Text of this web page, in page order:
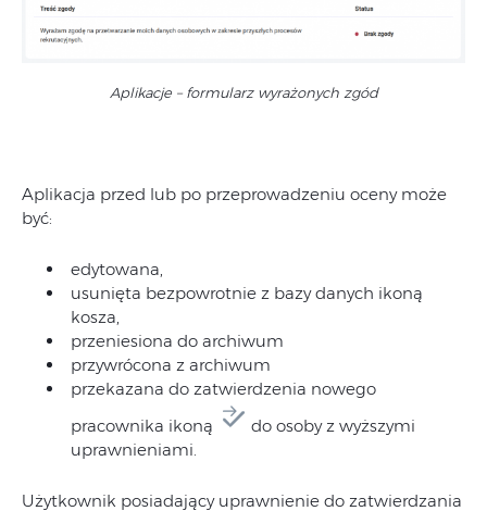
Aplikacje – formularz wyrażonych zgód
Aplikacja przed lub po przeprowadzeniu oceny może
być:
edytowana,
usunięta bezpowrotnie z bazy danych ikoną
kosza,
przeniesiona do archiwum
przywrócona z archiwum
przekazana do zatwierdzenia nowego
pracownika ikoną
do osoby z wyższymi
uprawnieniami.
Użytkownik posiadający uprawnienie do zatwierdzania